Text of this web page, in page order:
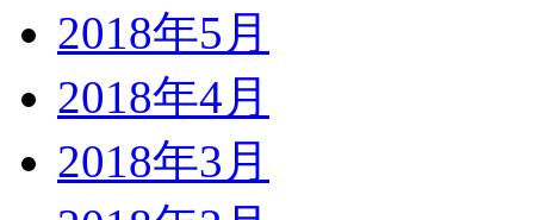
2018年5月
2018年4月
2018年3月